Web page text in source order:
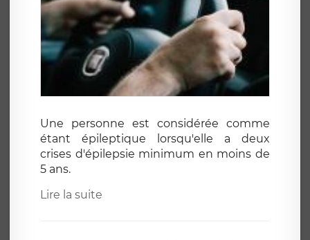
Une personne est considérée comme
étant épileptique lorsqu'elle a deux
crises d'épilepsie minimum en moins de
5 ans.
Lire la suite